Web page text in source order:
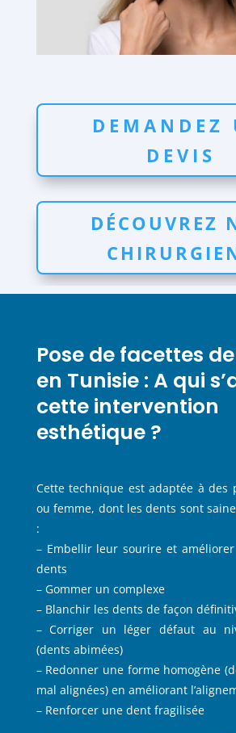
DEMANDEZ
DEVIS
DÉCOUVREZ
Pose de facettes
en Tunisie : A qui
cette intervention
esthétique ?
Cette technique est adaptée à des
ou femme, dont les dents sont
:
– Embellir leur sourire et améliorer
dents
– Gommer un complexe
– Blanchir les dents de façon
– Corriger un léger défaut au
(dents abimées)
– Redonner une forme homogène
mal alignées) en améliorant
– Renforcer une dent fragilisée